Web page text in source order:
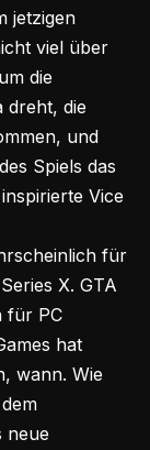
jetzigen
viel über
die
dreht, die
und
Spiels das
Vice
für
X. GTA
für PC
hat
wann. Wie
neue